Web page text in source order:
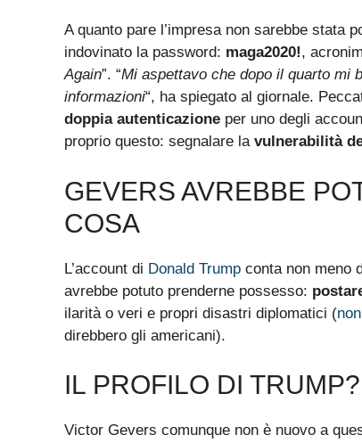
A quanto pare l’impresa non sarebbe stata
indovinato la password: maga2020!,
Again”. “Mi aspettavo che dopo il quarto mi
informazioni“, ha spiegato al giornale.
doppia autenticazione per uno degli
proprio questo: segnalare la vulnerabilità
GEVERS AVREBBE
COSA
L’account di Donald Trump conta non meno
avrebbe potuto prenderne possesso:
ilarità o veri e propri disastri diplomatici (
direbbero gli americani).
IL PROFILO DI
Victor Gevers comunque non è nuovo a